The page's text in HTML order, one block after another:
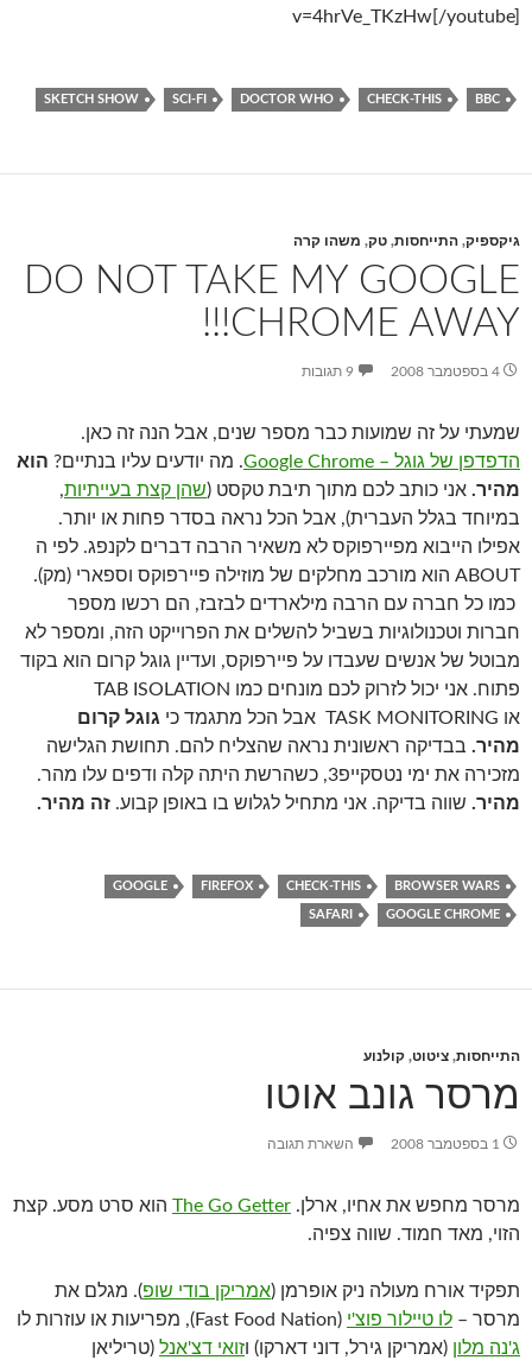
v=4hrVe_TKzHw[/youtube]
BBC
CHECK-THIS
DOCTOR WHO
SCI-FI
SKETCH SHOW
גיקספיק, התייחסות, טק, משהו קרה
DO NOT TAKE MY GOOGLE
CHROME AWAY!!!
4 בספטמבר 2008 9 תגובות
שמעתי על זה שמועות כבר מספר שנים, אבל הנה זה כאן.
הדפדפן של גוגל – Google Chrome
. מה יודעים עליו בנתיים? הוא
מהיר. אני כותב לכם מתוך תיבת טקסט (שהן קצת בעייתיות,
במיוחד בגלל העברית), אבל הכל נראה בסדר פחות או יותר.
אפילו הייבוא מפיירפוקס לא משאיר הרבה דברים לקנפג. לפי ה
ABOUT הוא מורכב מחלקים של מוזילה פיירפוקס וספארי (מק).
כמו כל חברה עם הרבה מילארדים לבזבז, הם רכשו מספר
חברות וטכנולוגיות בשביל להשלים את הפרוייקט הזה, ומספר לא
מבוטל של אנשים שעבדו על פיירפוקס, ועדיין גוגל קרום הוא בקוד
פתוח. אני יכול לזרוק לכם מונחים כמו TAB ISOLATION
או TASK MONITORING אבל הכל מתגמד כי
גוגל קרום
מהיר. בבדיקה ראשונית נראה שהצליח להם. תחושת הגלישה
מזכירה את ימי נטסקייפ3, כשהרשת היתה קלה ודפים עלו מהר.
מהיר. שווה בדיקה. אני מתחיל לגלוש בו באופן קבוע. זה מהיר.
BROWSER WARS
CHECK-THIS
FIREFOX
GOOGLE
GOOGLE CHROME
SAFARI
התייחסות, ציטוט, קולנוע
מרסר גונב אוטו
1 בספטמבר 2008 השארת תגובה
מרסר מחפש את אחיו, ארלן. The Go Getter הוא סרט מסע. קצת
הזוי, מאד חמוד. שווה צפיה.
תפקיד אורח מעולה ניק אופרמן (אמריקן בודי שופ). מגלם את
מרסר – לו טיילור פוצ'י (Fast Food Nation), מפריעות או עוזרות לו
ג'נה מלון (אמריקן גירל, דוני דארקו) וזואי דצ'אנל (טריליאן